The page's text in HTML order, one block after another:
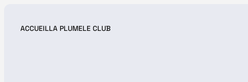
ACCUEILLA PLUMELE CLUB